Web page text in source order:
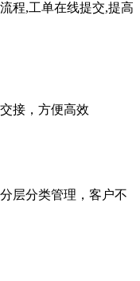
程,工单在线提交,提高
接，方便高效
层分类管理，客户不